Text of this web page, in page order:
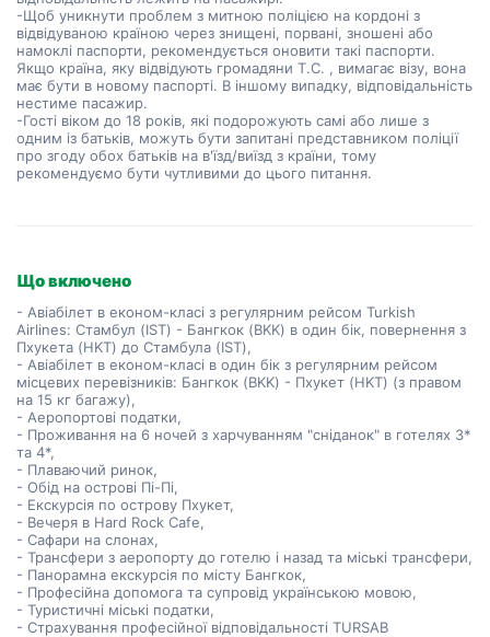
-Щоб уникнути проблем з митною поліцією на кордоні з
відвідуваною країною через знищені, порвані, зношені або
намоклі паспорти, рекомендується оновити такі паспорти.
Якщо країна, яку відвідують громадяни Т.C. , вимагає візу, вона
має бути в новому паспорті. В іншому випадку, відповідальність
нестиме пасажир.
-Гості віком до 18 років, які подорожують самі або лише з
одним із батьків, можуть бути запитані представником поліції
про згоду обох батьків на в'їзд/виїзд з країни, тому
рекомендуємо бути чутливими до цього питання.
Що включено
- Авіабілет в економ-класі з регулярним рейсом Turkish
Airlines: Стамбул (IST) - Бангкок (BKK) в один бік, повернення з
Пхукета (HKT) до Стамбула (IST),
- Авіабілет в економ-класі в один бік з регулярним рейсом
місцевих перевізників: Бангкок (BKK) - Пхукет (HKT) (з правом
на 15 кг багажу),
- Аеропортові податки,
- Проживання на 6 ночей з харчуванням "сніданок" в готелях 3*
та 4*,
- Плаваючий ринок,
- Обід на острові Пі-Пі,
- Екскурсія по острову Пхукет,
- Вечеря в Hard Rock Cafe,
- Сафари на слонах,
- Трансфери з аеропорту до готелю і назад та міські трансфери,
- Панорамна екскурсія по місту Бангкок,
- Професійна допомога та супровід українською мовою,
- Туристичні міські податки,
- Страхування професійної відповідальності TURSAB